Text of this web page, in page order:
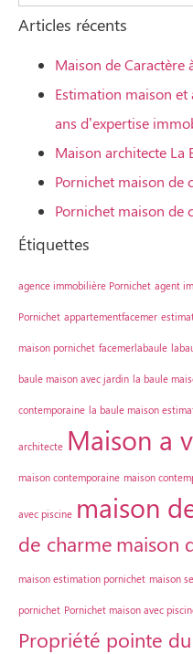
Articles récents
Maison de Caractère
Estimation maison
ans d’expertise
Maison architecte La
Pornichet maison de
Pornichet maison de
Étiquettes
agence immobilière Pornichet agent
Pornichet appartementfacemer
maison pornichet facemerlabaule
baule maison avec jardin la baule
contemporaine la baule maison
architecte Maison a
maison contemporaine maison
avec piscine maison
de charme maison
maison estimation pornichet maison
pornichet Pornichet maison avec
Propriété pointe